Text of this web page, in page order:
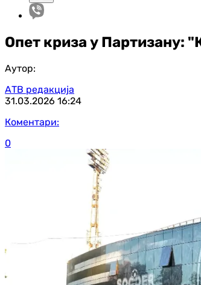
Опет криза у Партизану:
Аутор:
АТВ редакција
31.03.2026 16:24
Коментари:
0